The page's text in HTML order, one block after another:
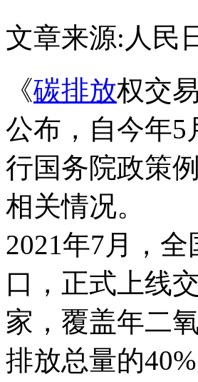
文章来源:人民
《碳排放权交
公布，自今年5
行国务院政策
相关情况。
2021年7月，
口，正式上线
家，覆盖年二
排放总量的